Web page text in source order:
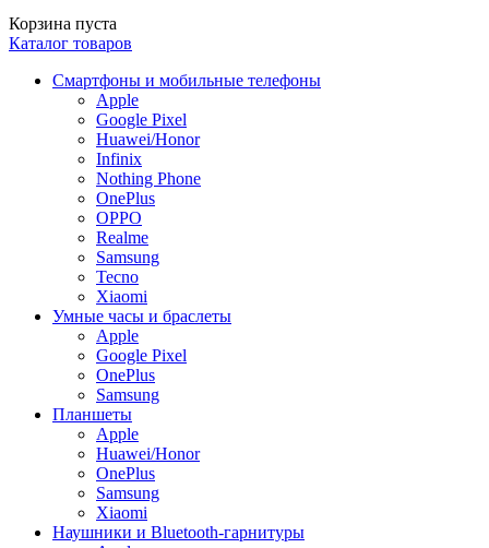
Корзина пуста
Каталог товаров
Смартфоны и мобильные телефоны
Apple
Google Pixel
Huawei/Honor
Infinix
Nothing Phone
OnePlus
OPPO
Realme
Samsung
Tecno
Xiaomi
Умные часы и браслеты
Apple
Google Pixel
OnePlus
Samsung
Планшеты
Apple
Huawei/Honor
OnePlus
Samsung
Xiaomi
Наушники и Bluetooth-гарнитуры